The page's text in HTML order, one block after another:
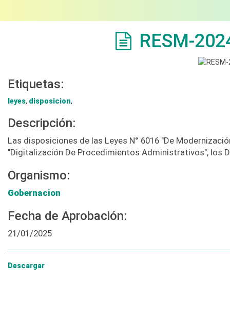
RESM-
Etiquetas:
leyes, disposicion,
Descripción:
Las disposiciones de las Leyes N° 6016 "De
"Digitalización De Procedimientos Administrativos", los
Organismo:
Gobernacion
Fecha de Aprobación:
21/01/2025
Descargar